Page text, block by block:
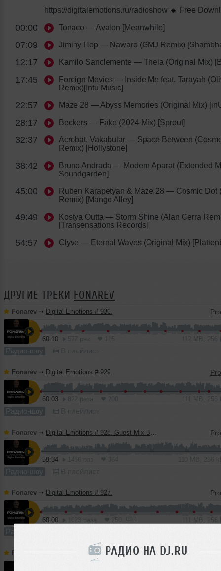
РАДИО НА DJ.RU
https://digitalemotions.ru/radioshow 🔹 Free
00:00 Tonaco — Avalon [Meanwhile]
07:09 Jiminy Hop — Nawaro (GMJ Remix)
12:17 Kamilo Sanclemente — Theia (Original Mix)
17:45 Foreign Movies — Inside Me feat. Tarayah
Remix)[Intu Music]
22:57 Maze 28 — Abyss Memories (Original Mix)
28:17 Beckers — Fake (2024 Mix) [Sprout]
32:37 Acrobat, Vakabular — Space Between
Remix) [Hollystone]
38:42 Bruno Andrada — Modern Aparat (Extended
Soundgarden]
45:00 Ruben Karapetyan & Maze 28 — Cosmic Dot
Remix) [Mango Alley]
49:49 Kostya Outta — Storm Shine (Alan Cerra
[Transensations Records]
54:57 Clyve — Eternal Waves (Original Mix)
ДРУГИЕ ТРЕКИ FONAREV
Fonarev ➝ Digital Emotions # 930.
60:10
Радио-шоу
Fonarev ➝ Digital Emotions # 929.
60:03
Радио-шоу
Fonarev ➝ Digital Emotions # 928. Guest Mix By Katrin Souza
59:34
Радио-шоу
Fonarev ➝ Digital Emotions # 927.
60:00
Радио-шоу
Fonarev Digital Emotions # 926.